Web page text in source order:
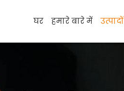
घर हमारे बारे में उत्पादों